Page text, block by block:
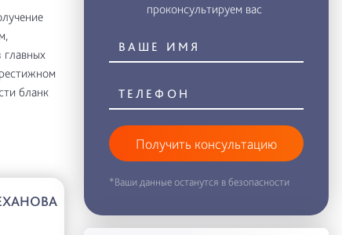
бланк
проконсультируем вас
Получить консультацию
*Ваши данные останутся в безопасности